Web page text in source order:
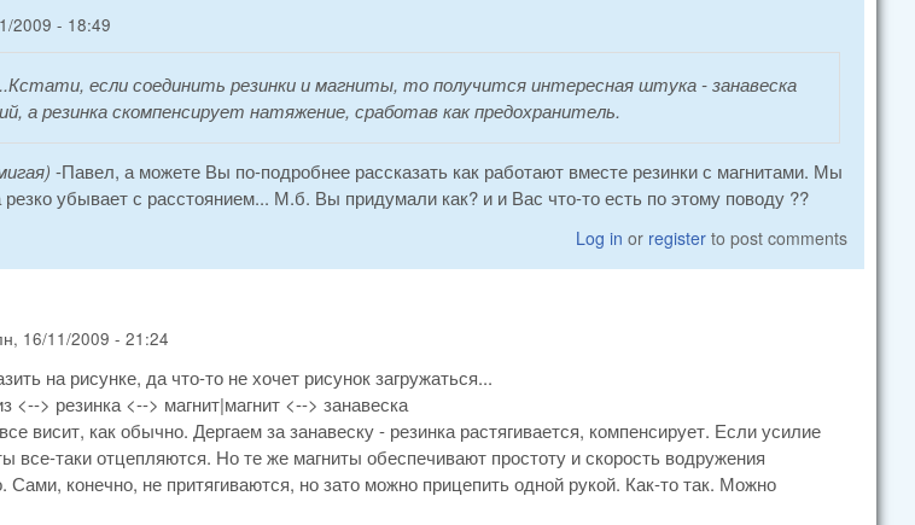
2009 - 18:49
если соединить резинки и магниты, то получится интересная штука - занавеска
а резинка скомпенсирует натяжение, сработав как предохранитель.
-Павел, а можете Вы по-подробнее рассказать как работают вместе резинки с магнитами. Мы
убывает с расстоянием... М.б. Вы придумали как? и и Вас что-то есть по этому поводу ??
Log in or register to post comments
16/11/2009 - 21:24
на рисунке, да что-то не хочет рисунок загружаться...
<--> резинка <--> магнит|магнит <--> занавеска
висит, как обычно. Дергаем за занавеску - резинка растягивается, компенсирует. Если усилие
все-таки отцепляются. Но те же магниты обеспечивают простоту и скорость водружения
Сами, конечно, не притягиваются, но зато можно прицепить одной рукой. Как-то так. Можно